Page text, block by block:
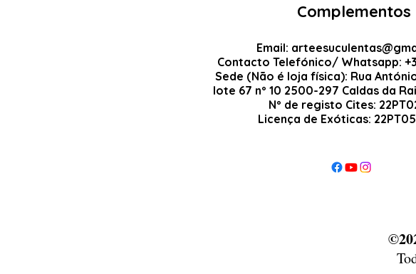
Complementos
Email:
Contacto Telefónico/ Whatsapp:
Sede (Não é loja física): Rua
lote 67 nº 10 2500-297 Caldas da
Nº de registo Cites:
Licença de Exóticas: